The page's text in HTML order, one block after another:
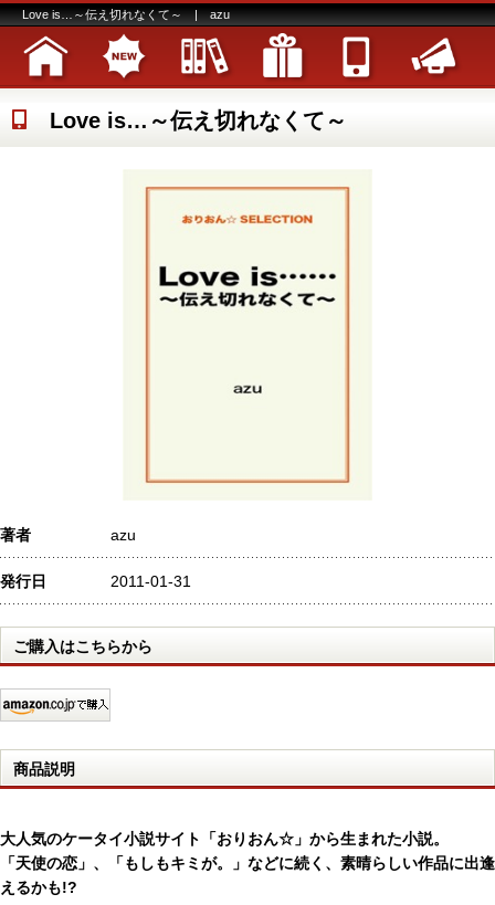
Love is…～伝え切れなくて～ | azu
Love is…～伝え切れなくて～
著者 azu
発行日 2011-01-31
ご購入はこちらから
商品説明
大人気のケータイ小説サイト「おりおん☆」から生まれた小説。
「天使の恋」、「もしもキミが。」などに続く、素晴らしい作品に出逢
えるかも!?